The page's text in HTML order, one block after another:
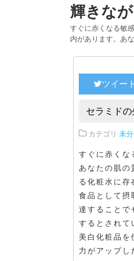
輝きな
すぐに赤くなる敏
内があります。あ
セラミド
カテゴリ 未
すぐに赤くな
あなたの肌の
る化粧水に存
食品として摂
達することで
するとされて
美白化粧品を
力がアップし